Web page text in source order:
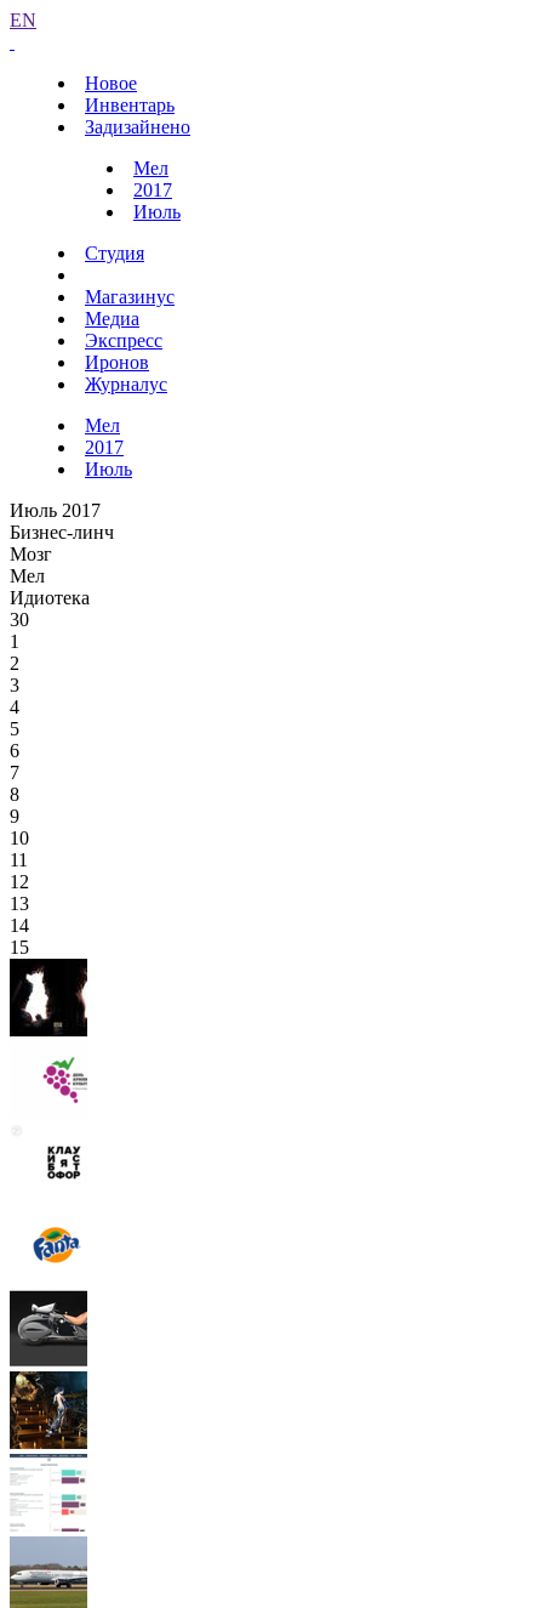
EN
Новое
Инвентарь
Задизайнено
Мел
2017
Июль
Студия
Магазинус
Медиа
Экспресс
Иронов
Журналус
Мел
2017
Июль
Июль 2017
Бизнес-линч
Мозг
Мел
Идиотека
30
1
2
3
4
5
6
7
8
9
10
11
12
13
14
15